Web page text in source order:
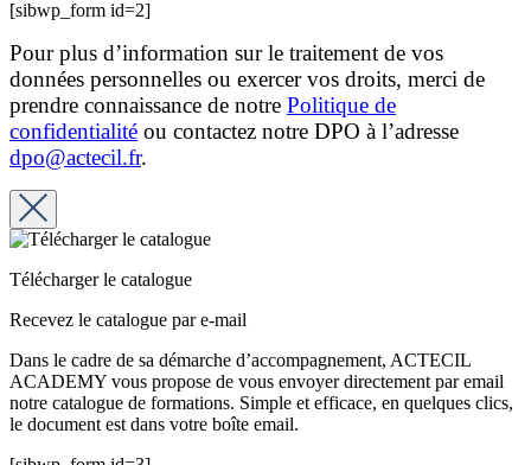
[sibwp_form id=2]
Pour plus d’information sur le traitement de vos
données personnelles ou exercer vos droits, merci de
prendre connaissance de notre Politique de
confidentialité ou contactez notre DPO à l’adresse
dpo@actecil.fr.
Télécharger le catalogue
Recevez le catalogue par e-mail
Dans le cadre de sa démarche d’accompagnement, ACTECIL
ACADEMY vous propose de vous envoyer directement par email
notre catalogue de formations. Simple et efficace, en quelques clics,
le document est dans votre boîte email.